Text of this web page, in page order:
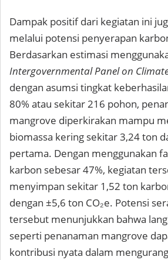
Dampak positif dari kegiatan ini
melalui potensi penyerapan
Berdasarkan estimasi
Intergovernmental Panel on
dengan asumsi tingkat
80% atau sekitar 216 pohon,
mangrove diperkirakan mampu
biomassa kering sekitar 3,24 ton
pertama. Dengan menggunakan
karbon sebesar 47%, kegiatan
menyimpan sekitar 1,52 ton
dengan ±5,6 ton CO₂e. Potensi
tersebut menunjukkan bahwa
seperti penanaman mangrove
kontribusi nyata dalam